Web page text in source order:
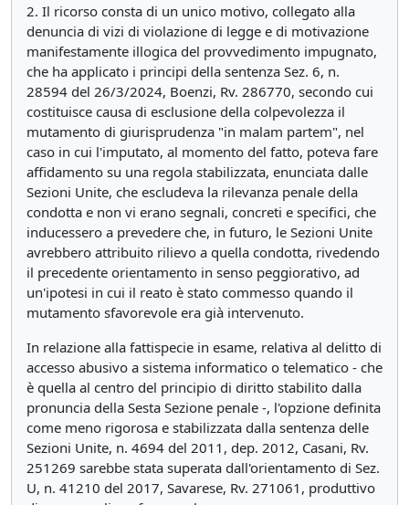
2. Il ricorso consta di un unico motivo, collegato alla
denuncia di vizi di violazione di legge e di motivazione
manifestamente illogica del provvedimento impugnato,
che ha applicato i principi della sentenza Sez. 6, n.
28594 del 26/3/2024, Boenzi, Rv. 286770, secondo cui
costituisce causa di esclusione della colpevolezza il
mutamento di giurisprudenza "in malam partem", nel
caso in cui l'imputato, al momento del fatto, poteva fare
affidamento su una regola stabilizzata, enunciata dalle
Sezioni Unite, che escludeva la rilevanza penale della
condotta e non vi erano segnali, concreti e specifici, che
inducessero a prevedere che, in futuro, le Sezioni Unite
avrebbero attribuito rilievo a quella condotta, rivedendo
il precedente orientamento in senso peggiorativo, ad
un'ipotesi in cui il reato è stato commesso quando il
mutamento sfavorevole era già intervenuto.
In relazione alla fattispecie in esame, relativa al delitto di
accesso abusivo a sistema informatico o telematico - che
è quella al centro del principio di diritto stabilito dalla
pronuncia della Sesta Sezione penale -, l'opzione definita
come meno rigorosa e stabilizzata dalla sentenza delle
Sezioni Unite, n. 4694 del 2011, dep. 2012, Casani, Rv.
251269 sarebbe stata superata dall'orientamento di Sez.
U, n. 41210 del 2017, Savarese, Rv. 271061, produttivo